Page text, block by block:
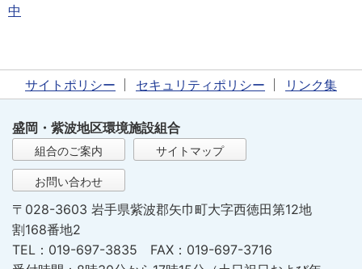
サイトポリシー セキュリティポリシー リンク集
盛岡・紫波地区環境施設組合
組合のご案内 サイトマップ
お問い合わせ
〒028-3603 岩手県紫波郡矢巾町大字西徳田第12地
割168番地2
TEL：019-697-3835 FAX：019-697-3716